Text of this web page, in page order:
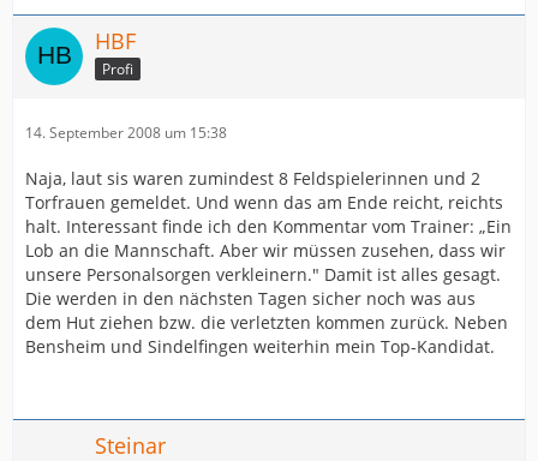
HBF
Profi
14. September 2008 um 15:38
Naja, laut sis waren zumindest 8 Feldspielerinnen und 2
Torfrauen gemeldet. Und wenn das am Ende reicht, reichts
halt. Interessant finde ich den Kommentar vom Trainer: „Ein
Lob an die Mannschaft. Aber wir müssen zusehen, dass wir
unsere Personalsorgen verkleinern." Damit ist alles gesagt.
Die werden in den nächsten Tagen sicher noch was aus
dem Hut ziehen bzw. die verletzten kommen zurück. Neben
Bensheim und Sindelfingen weiterhin mein Top-Kandidat.
Steinar